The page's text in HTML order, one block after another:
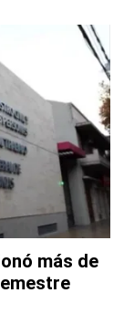
más de